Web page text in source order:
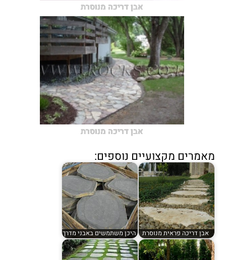
אבן דריכה מנוסרת
אבן דריכה מנוסרת
מאמרים מקצועיים נוספים:
אבן דריכה פראית מנוסרת היכן משתמשים באבני מדרך